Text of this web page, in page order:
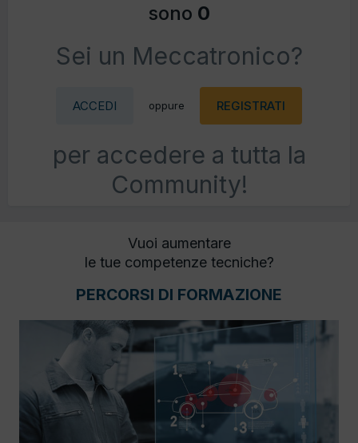
sono 0
Sei un Meccatronico?
ACCEDI oppure REGISTRATI
per accedere a tutta la
Community!
Vuoi aumentare
le tue competenze tecniche?
PERCORSI DI FORMAZIONE